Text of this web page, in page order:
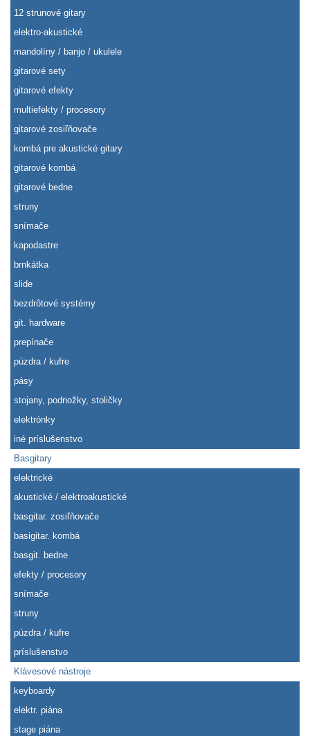
12 strunové gitary
elektro-akustické
mandolíny / banjo / ukulele
gitarové sety
gitarové efekty
multiefekty / procesory
gitarové zosiľňovače
kombá pre akustické gitary
gitarové kombá
gitarové bedne
struny
snímače
kapodastre
brnkátka
slide
bezdrôtové systémy
git. hardware
prepínače
púzdra / kufre
pásy
stojany, podnožky, stoličky
elektrónky
iné príslušenstvo
Basgitary
elektrické
akustické / elektroakustické
basgitar. zosiľňovače
basigitar. kombá
basgit. bedne
efekty / procesory
snímače
struny
púzdra / kufre
príslušenstvo
Klávesové nástroje
keyboardy
elektr. piána
stage piána